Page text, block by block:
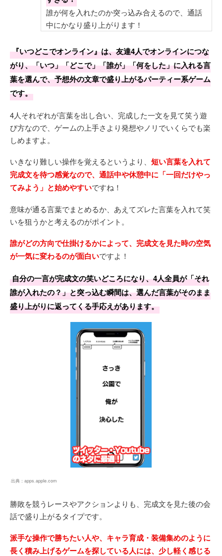
誰が何を入れたのか突っ込み合えるので、通話
中にかなり盛り上がります！
『いつどこでオンライン』は、友達4人でオンラインにつな
がり、「いつ」「どこで」「誰が」「何をした」に入れる言
葉を選んで、予想外の文章で盛り上がるパーティー系ゲーム
です。
4人それぞれが言葉を出し合い、完成した一文を見て笑う遊
び方なので、ゲームの上手さより発想やノリでいくらでも楽
しめますよ。
いきなり難しい操作を覚えるというより、 短い言葉を入れて
完成文を待つ感覚なので、通話中や休憩中に「一回だけやっ
てみよう」と始めやすいですね！
意味が通る言葉でまとめるか、あえてズレた言葉を入れて笑
いを狙うかと考えるのがポイント。
誰がどの方向で仕掛けるかによって、完成文を見た時の空気
が一気に変わるのが面白いですよ！
自分の一言が完成文の笑いどころになり、4人全員が「それ
誰が入れたの？」と突っ込む瞬間は、選んだ言葉がそのまま
盛り上がりに返ってくる手応えがあります。
出典： apps.apple.com
勝敗を競うレースやアクションよりも、完成文を見た後の会
話で盛り上がるタイプです。
派手な操作で勝ちたい人や、キャラ育成・装備集めのように
長く積み上げるゲームを探している人には、少し軽く感じる